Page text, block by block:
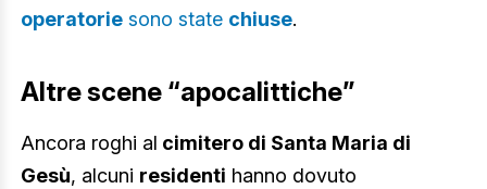
operatorie sono state chiuse.
Altre scene “apocalittiche”
Ancora roghi al cimitero di Santa Maria di
Gesù, alcuni residenti hanno dovuto